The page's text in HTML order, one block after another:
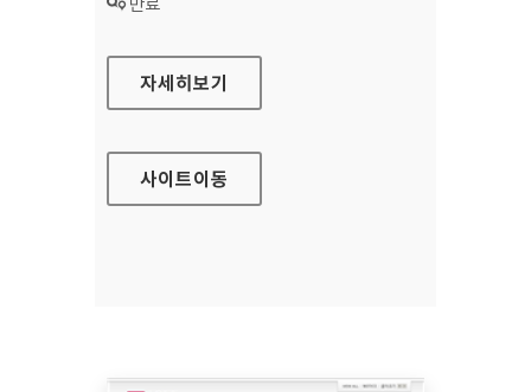
보건복지부 대표 홈페이지
자세히보기
사이트이동